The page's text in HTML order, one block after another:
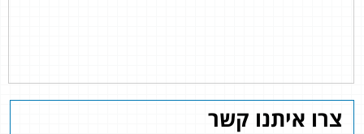
צרו איתנו קשר